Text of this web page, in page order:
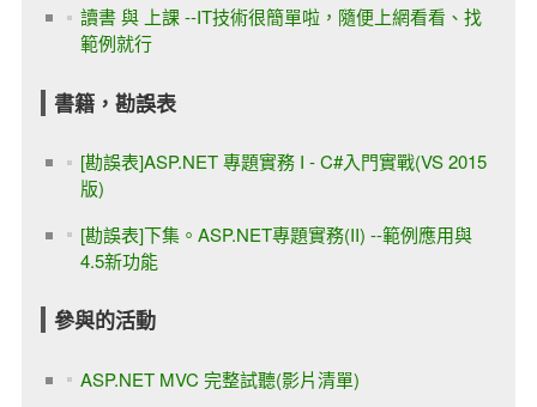
讀書 與 上課 --IT技術很簡單啦，隨便上網看看、找
範例就行
書籍，勘誤表
[勘誤表]ASP.NET 專題實務 I - C#入門實戰(VS 2015
版)
[勘誤表]下集。ASP.NET專題實務(II) --範例應用與
4.5新功能
參與的活動
ASP.NET MVC 完整試聽(影片清單)